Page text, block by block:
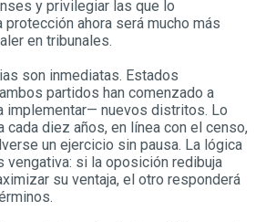
y privilegiar las que lo
protección ahora será mucho más
en tribunales.
son inmediatas. Estados
partidos han comenzado a
implementar— nuevos distritos. Lo
cada diez años, en línea con el censo,
un ejercicio sin pausa. La lógica
vengativa: si la oposición redibuja
su ventaja, el otro responderá